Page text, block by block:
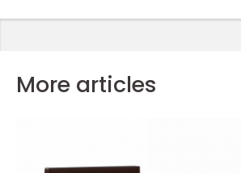
More articles